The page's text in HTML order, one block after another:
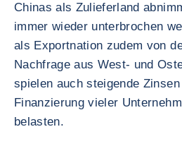
Chinas als Zulieferland
immer wieder unterbrochen
als Exportnation zudem von
Nachfrage aus West- und
spielen auch steigende
Finanzierung vieler
belasten.